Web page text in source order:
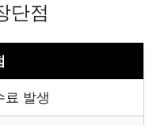
단점
료 발생